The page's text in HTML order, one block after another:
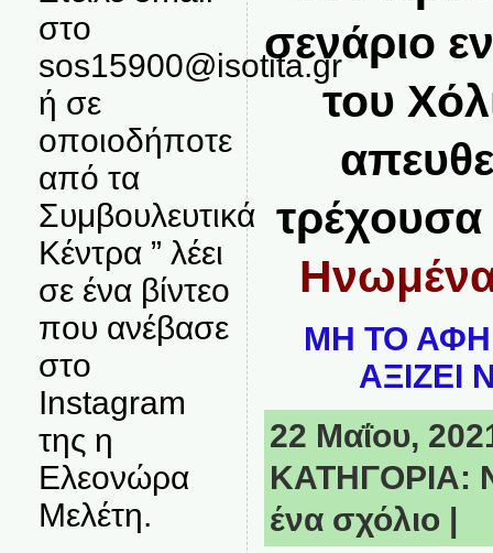
στο
sos15900@isotita.gr
ή σε
οποιοδήποτε
από τα
Συμβουλευτικά
Κέντρα ” λέει
σε ένα βίντεο
που ανέβασε
στο
Instagram
της η
Ελεονώρα
Μελέτη.
σενάριο
του
ΜΗ ΤΟ
ΑΞΙΖΕΙ
22 Μαΐου,
ΚΑΤΗΓΟΡΙΑ:
ένα σχόλιο |